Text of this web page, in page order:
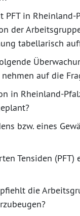
PFT in Rheinland-
der
tabellarisch
auf die
in Rheinland-
bzw. eines
Tensiden (PFT)
die